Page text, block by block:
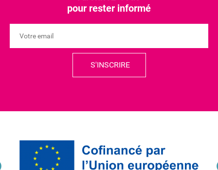
pour rester informé